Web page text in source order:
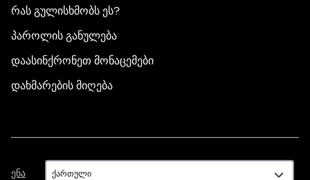
რას გულისხმობს ეს?
პაროლის განულება
დაასინქრონეთ მონაცემები
დახმარების მიღება
ენა
ენა